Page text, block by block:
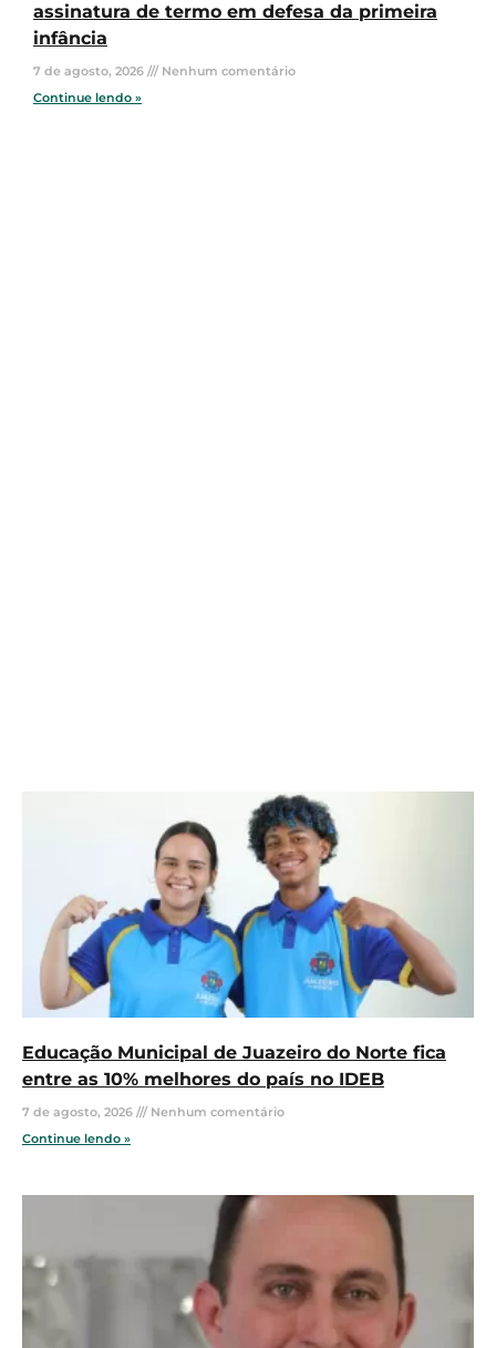
assinatura de termo em defesa da primeira
infância
7 de agosto, 2026
Nenhum comentário
Continue lendo »
Educação Municipal de Juazeiro do Norte fica
entre as 10% melhores do país no IDEB
7 de agosto, 2026
Nenhum comentário
Continue lendo »